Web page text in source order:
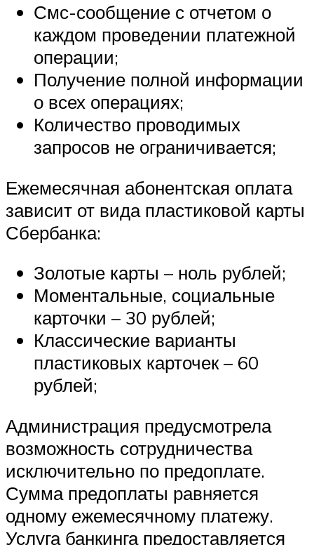
Смс-сообщение с отчетом о
каждом проведении платежной
операции;
Получение полной информации
о всех операциях;
Количество проводимых
запросов не ограничивается;
Ежемесячная абонентская оплата
зависит от вида пластиковой карты
Сбербанка:
Золотые карты – ноль рублей;
Моментальные, социальные
карточки – 30 рублей;
Классические варианты
пластиковых карточек – 60
рублей;
Администрация предусмотрела
возможность сотрудничества
исключительно по предоплате.
Сумма предоплаты равняется
одному ежемесячному платежу.
Услуга банкинга предоставляется